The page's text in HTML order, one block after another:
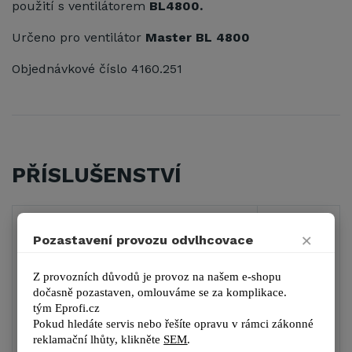
použití s ventilátorem BL4800.
Určeno pro ventilátor Master BL 4800
Objednávkové číslo 4160.251
PŘÍSLUŠENSTVÍ
1
4 839 Kč
Pozastavení provozu odvlhcovace ×
Z provozních důvodů je provoz na našem e-shopu
dočasně pozastaven, omlouváme se za komplikace.
tým Eprofi.cz
Pokud hledáte servis nebo řešíte opravu v rámci zákonné
reklamační lhůty, klikněte SEM.